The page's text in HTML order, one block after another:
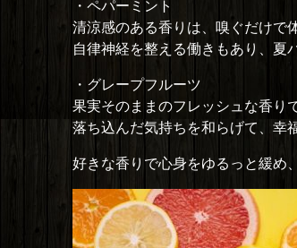
・ペパーミント
清涼感のある香りは、嗅ぐだけで
自律神経を整える働きもあり、夏
・グレープフルーツ
果実そのままのフレッシュな香り
落ち込んだ気持ちを和らげて、幸
好きな香りで心身をゆるっと緩め